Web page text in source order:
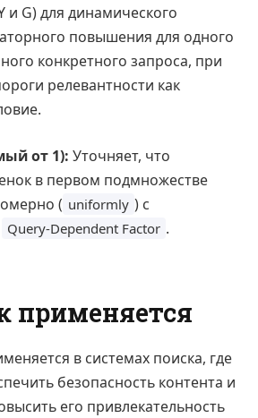
и G) для динамического
повышения для одного
конкретного запроса, при
релевантности как
от 1): Уточняет, что
в первом подмножестве
( uniformly ) с
Query-Dependent Factor .
применяется
в системах поиска, где
безопасность контента и
его привлекательность